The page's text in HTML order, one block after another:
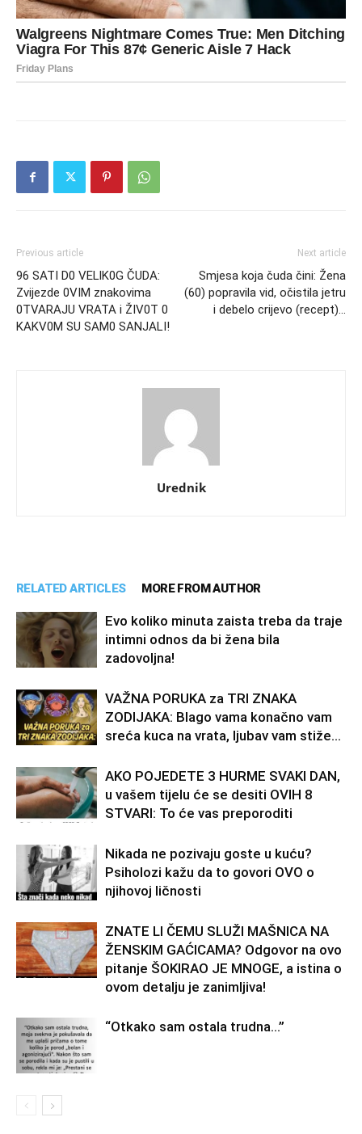
Previous article
96 SATI D0 VELlK0G ČUDA:
Zvijezde 0VIM znakovima
0TVARAJU VRATA i ŽIV0T 0
KAKV0M SU SAM0 SANJALI!
Next article
Smjesa koja čuda čini: Žena
(60) popravila vid, očistila jetru
i debelo crijevo (recept)…
Urednik
RELATED ARTICLES MORE FROM AUTHOR
Evo koliko minuta zaista treba da traje
intimni odnos da bi žena bila
zadovoljna!
VAŽNA PORUKA za TRI ZNAKA
ZODIJAKA: Blago vama konačno vam
sreća kuca na vrata, ljubav vam stiže…
AKO POJEDETE 3 HURME SVAKI DAN,
u vašem tijelu će se desiti OVIH 8
STVARI: To će vas preporoditi
Nikada ne pozivaju goste u kuću?
Psiholozi kažu da to govori OVO o
njihovoj ličnosti
ZNATE LI ČEMU SLUŽI MAŠNICA NA
ŽENSKIM GAĆICAMA? Odgovor na ovo
pitanje ŠOKIRAO JE MNOGE, a istina o
ovom detalju je zanimljiva!
“Otkako sam ostala trudna…”